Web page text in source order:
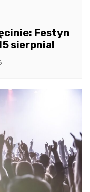
Festyn
sierpnia!